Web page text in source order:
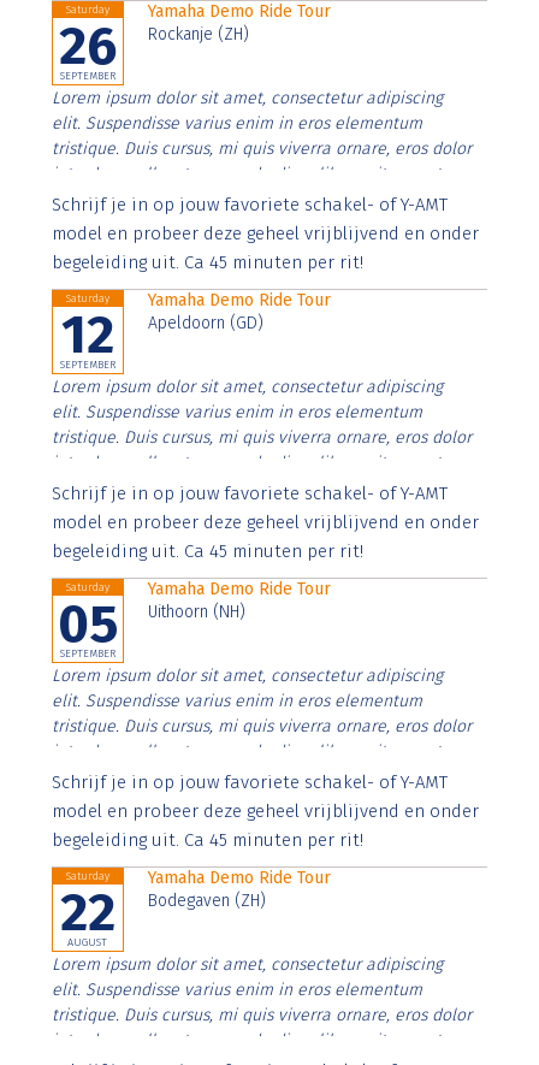
Saturday
26
SEPTEMBER
Yamaha Demo Ride Tour
Rockanje (ZH)
Lorem ipsum dolor sit amet, consectetur adipiscing
elit. Suspendisse varius enim in eros elementum
tristique. Duis cursus, mi quis viverra ornare, eros dolor
interdum nulla, ut commodo diam libero vitae erat.
Aenean faucibus nibh et justo cursus id rutrum lorem
imperdiet. Nunc ut sem vitae risus tristique posuere.
Schrijf je in op jouw favoriete schakel- of Y-AMT
model en probeer deze geheel vrijblijvend en onder
begeleiding uit. Ca 45 minuten per rit!
Saturday
12
SEPTEMBER
Yamaha Demo Ride Tour
Apeldoorn (GD)
Lorem ipsum dolor sit amet, consectetur adipiscing
elit. Suspendisse varius enim in eros elementum
tristique. Duis cursus, mi quis viverra ornare, eros dolor
interdum nulla, ut commodo diam libero vitae erat.
Aenean faucibus nibh et justo cursus id rutrum lorem
imperdiet. Nunc ut sem vitae risus tristique posuere.
Schrijf je in op jouw favoriete schakel- of Y-AMT
model en probeer deze geheel vrijblijvend en onder
begeleiding uit. Ca 45 minuten per rit!
Saturday
05
SEPTEMBER
Yamaha Demo Ride Tour
Uithoorn (NH)
Lorem ipsum dolor sit amet, consectetur adipiscing
elit. Suspendisse varius enim in eros elementum
tristique. Duis cursus, mi quis viverra ornare, eros dolor
interdum nulla, ut commodo diam libero vitae erat.
Aenean faucibus nibh et justo cursus id rutrum lorem
imperdiet. Nunc ut sem vitae risus tristique posuere.
Schrijf je in op jouw favoriete schakel- of Y-AMT
model en probeer deze geheel vrijblijvend en onder
begeleiding uit. Ca 45 minuten per rit!
Saturday
22
AUGUST
Yamaha Demo Ride Tour
Bodegaven (ZH)
Lorem ipsum dolor sit amet, consectetur adipiscing
elit. Suspendisse varius enim in eros elementum
tristique. Duis cursus, mi quis viverra ornare, eros dolor
interdum nulla, ut commodo diam libero vitae erat.